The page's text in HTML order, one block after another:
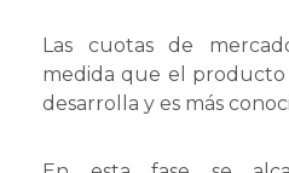
Las cuotas de
medida que el producto
desarrolla y es más